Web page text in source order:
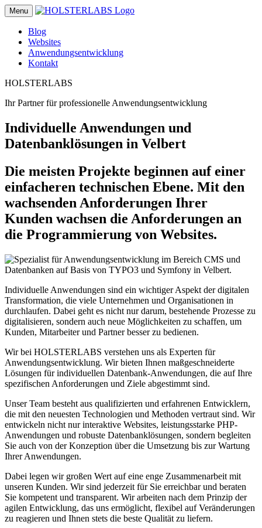
Menu
Blog
Websites
Anwendungsentwicklung
Kontakt
HOLSTERLABS
Ihr Partner für professionelle Anwendungsentwicklung
Individuelle Anwendungen und
Datenbanklösungen in Velbert
Die meisten Projekte beginnen auf einer
einfacheren technischen Ebene. Mit den
wachsenden Anforderungen Ihrer
Kunden wachsen die Anforderungen an
die Programmierung von Websites.
Individuelle Anwendungen sind ein wichtiger Aspekt der digitalen
Transformation, die viele Unternehmen und Organisationen in
durchlaufen. Dabei geht es nicht nur darum, bestehende Prozesse zu
digitalisieren, sondern auch neue Möglichkeiten zu schaffen, um
Kunden, Mitarbeiter und Partner besser zu bedienen.
Wir bei HOLSTERLABS verstehen uns als Experten für
Anwendungsentwicklung. Wir bieten Ihnen maßgeschneiderte
Lösungen für individuellen Datenbank-Anwendungen, die auf Ihre
spezifischen Anforderungen und Ziele abgestimmt sind.
Unser Team besteht aus qualifizierten und erfahrenen Entwicklern,
die mit den neuesten Technologien und Methoden vertraut sind. Wir
entwickeln nicht nur interaktive Websites, leistungsstarke PHP-
Anwendungen und robuste Datenbanklösungen, sondern begleiten
Sie auch von der Konzeption über die Umsetzung bis zur Wartung
Ihrer Anwendungen.
Dabei legen wir großen Wert auf eine enge Zusammenarbeit mit
unseren Kunden. Wir sind jederzeit für Sie erreichbar und beraten
Sie kompetent und transparent. Wir arbeiten nach dem Prinzip der
agilen Entwicklung, das uns ermöglicht, flexibel auf Veränderungen
zu reagieren und Ihnen stets die beste Qualität zu liefern.